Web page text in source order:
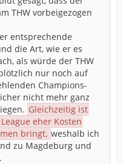
THW vorbeigezogen
entsprechende
die Art, wie er es
als würde der THW
nur noch auf
Champions-
nicht mehr ganz
Gleichzeitig ist
eher Kosten
bringt, weshalb ich
zu Magdeburg und